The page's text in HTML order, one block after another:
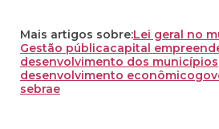
Mais artigos sobre:Lei geral no
Gestão públicacapital
desenvolvimento dos municípios
desenvolvimento econômico
sebrae